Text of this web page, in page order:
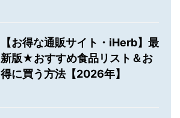
【お得な通販サイト・iHerb】最
新版★おすすめ食品リスト＆お
得に買う方法【2026年】